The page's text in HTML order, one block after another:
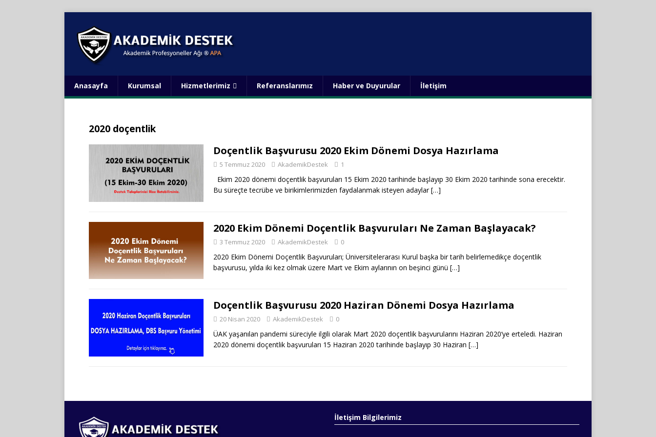
Anasayfa Kurumsal Hizmetlerimiz Referanslarımız Haber ve Duyurular İletişim
2020 doçentlik
Doçentlik Başvurusu 2020 Ekim Dönemi Dosya Hazırlama
5 Temmuz 2020 AkademikDestek 1
Ekim 2020 dönemi doçentlik başvuruları 15 Ekim 2020 tarihinde başlayıp 30 Ekim 2020 tarihinde sona erecektir.
Bu süreçte tecrübe ve birikimlerimizden faydalanmak isteyen adaylar[…]
2020 Ekim Dönemi Doçentlik Başvuruları Ne Zaman Başlayacak?
3 Temmuz 2020 AkademikDestek 0
2020 Ekim Dönemi Doçentlik Başvuruları; Üniversitelerarası Kurul başka bir tarih belirlemedikçe doçentlik
başvurusu, yılda iki kez olmak üzere Mart ve Ekim aylarının on beşinci günü […]
Doçentlik Başvurusu 2020 Haziran Dönemi Dosya Hazırlama
20 Nisan 2020 AkademikDestek 0
ÜAK yaşanılan pandemi süreciyle ilgili olarak Mart 2020 doçentlik başvurularını Haziran 2020‘ye erteledi. Haziran
2020 dönemi doçentlik başvuruları 15 Haziran 2020 tarihinde başlayıp 30 Haziran […]
İletişim Bilgilerimiz